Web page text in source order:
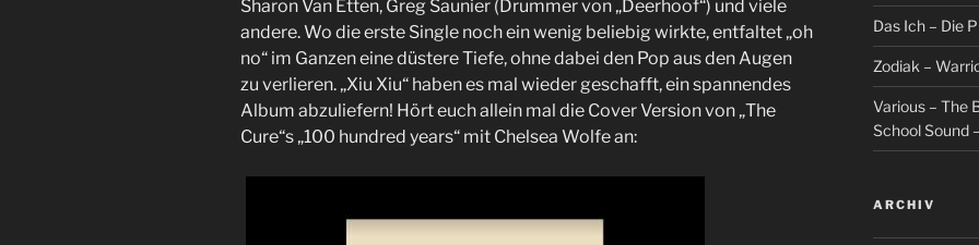
Sharon Van Etten, Greg Saunier (Drummer von „Deerhoof“) und viele
andere. Wo die erste Single noch ein wenig beliebig wirkte, entfaltet „oh
no“ im Ganzen eine düstere Tiefe, ohne dabei den Pop aus den Augen
zu verlieren. „Xiu Xiu“ haben es mal wieder geschafft, ein spannendes
Album abzuliefern! Hört euch allein mal die Cover Version von „The
Cure“s „100 hundred years“ mit Chelsea Wolfe an:
Das Ich – Die
Zodiak –
Various – The
School Sound
ARCHIV